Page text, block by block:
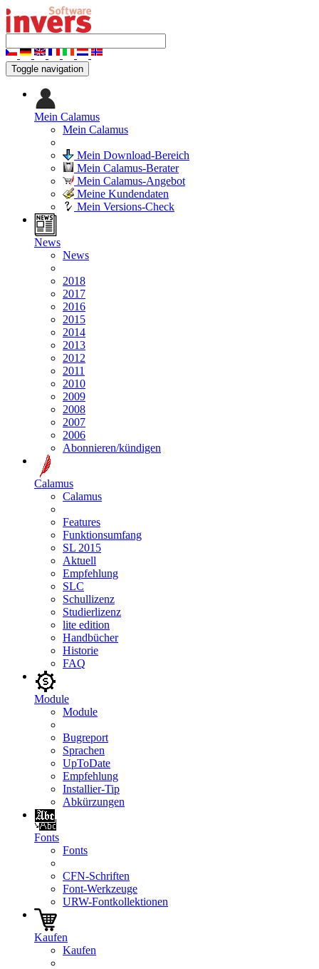
Toggle navigation
Mein Calamus
Mein Calamus
Mein Download-Bereich
Mein Calamus-Berater
Mein Calamus-Angebot
Meine Kundendaten
Mein Versions-Check
News
News
2018
2017
2016
2015
2014
2013
2012
2011
2010
2009
2008
2007
2006
Abonnieren/kündigen
Calamus
Calamus
Features
Funktionsumfang
SL 2015
Aktuell
Empfehlung
SLC
Schullizenz
Studierlizenz
lite edition
Handbücher
Historie
FAQ
Module
Module
Bugreport
Sprachen
UpToDate
Empfehlung
Installier-Tip
Abkürzungen
Fonts
Fonts
CFN-Schriften
Font-Werkzeuge
URW-Fontkollektionen
Kaufen
Kaufen